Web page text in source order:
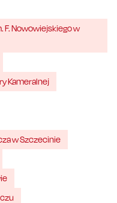
F. Nowowiejskiego w
Kameralnej
w Szczecinie